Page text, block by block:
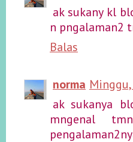
ak sukany kl
n pngalaman2
Balas
norma
ak sukanya
mngenal